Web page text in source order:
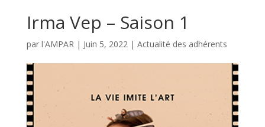
Irma Vep – Saison 1
par l'AMPAR| Juin 5, 2022| Actualité des adhérents